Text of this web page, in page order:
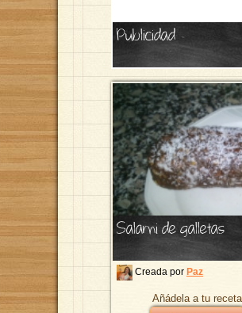
Publicidad
Salami de galletas
Creada por Paz
Añádela a tu